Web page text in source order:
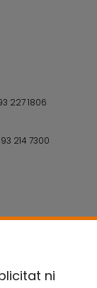
ni
227 1806
214 7300